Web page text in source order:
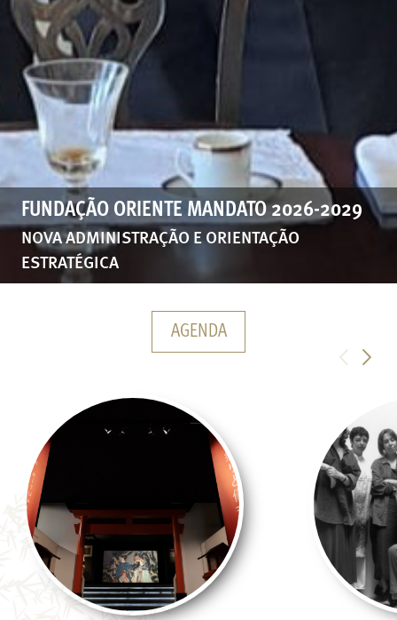
FUNDAÇÃO ORIENTE MANDATO 2026-2029‎
NOVA ADMINISTRAÇÃO E ORIENTAÇÃO
ESTRATÉGICA
AGENDA
< >